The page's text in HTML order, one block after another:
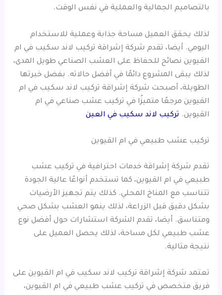
بالتصاميم الجمالية والعملية في نفس الوقت.
لذلك يحقق العميل مساحة جذابة وعملية للاستخدام
اليومي. أيضا، تقدم شركة إشراقة تركيب لاند سكيب في ام
القيوين نصائح للحفاظ على العشب الصناعي طويل المدى،
لذلك يبقى المشروع دائمًا في أفضل حالاته. بفضل خبرتها
الطويلة، أصبحت شركة إشراقة تركيب لاند سكيب في ام
القيوين مرجعًا متميزًا في تركيب عشب صناعي في ام
القيوين. تركيب لاند سكيب في العين
تركيب عشب طبيعي في ام القيوين
تقدم شركة إشراقة خدمات احترافية في تركيب عشب
طبيعي في ام القيوين، كما تستخدم أنواعًا عالية الجودة
تتناسب مع المناخ المحلي. كذلك يتم تجهيز الأرضيات
بشكل دقيق قبل الزراعة، لذلك ينمو العشب بشكل صحي
ومتناسق. أيضا، تقدم الشركة استشارات حول أفضل نوع
عشب طبيعي لكل مساحة، لذلك يحصل العميل على
نتيجة مثالية.
تعتمد شركة إشراقة تركيب لاند سكيب في ام القيوين على
فريق متخصص في تركيب عشب طبيعي في ام القيوين،